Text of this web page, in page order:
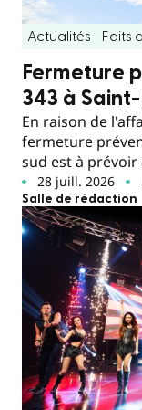
Actualités Faits
Fermeture
343 à Saint-
En raison de
fermeture
sud est à prévoir
28 juill. 2026
Salle de rédaction